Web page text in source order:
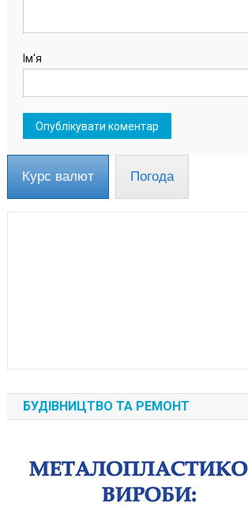
Ім'я
Курс валют Погода
БУДІВНИЦТВО ТА РЕМОНТ